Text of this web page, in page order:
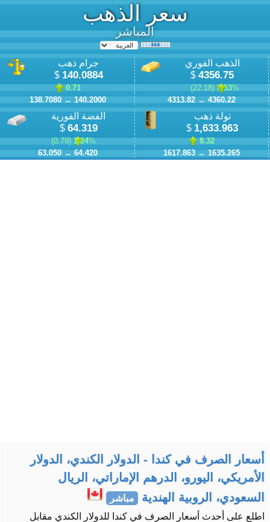
سعر الذهب
المباشر
الذهب الفوري
4356.75
$
0.53% (
22.18
)
4360.22
↔
4313.82
جرام ذهب
140.0884
$
0.71
140.2000
↔
138.7080
تولة ذهب
1,633.963
$
8.32
1635.265
↔
1617.863
الفضة الفورية
64.319
$
1.24% (
0.79
)
64.420
↔
63.050
أسعار الصرف في كندا - الدولار الكندي، الدولار
الأمريكي، اليورو، الدرهم الإماراتي، الريال
السعودي، الروبية الهندية
مباشر
اطلع على أحدث أسعار الصرف في كندا للدولار الكندي مقابل